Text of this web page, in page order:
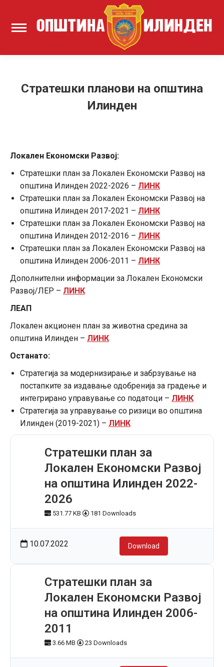
Стратешки планови на општина
Илинден
Локален Економски Развој:
Стратешки план за Локален Економски Развој на
општина Илинден 2022-2026 – ЛИНК
Стратешки план за Локален Економски Развој на
општина Илинден 2017-2021 – ЛИНК
Стратешки план за Локален Економски Развој на
општина Илинден 2012-2016 – ЛИНК
Стратешки план за Локален Економски Развој на
општина Илинден 2006-2011 – ЛИНК
Дополнителни информации за Локален Економски
Развој/ЛЕР – ЛИНК
ЛЕАП
Локален акционен план за животна средина за
општина Илинден – ЛИНК
Останато:
Стратегија за модернизирање и забрзување на
постапките за издавање одобренија за градење и
интегрирано управување со податоци – ЛИНК
Стратегија за управување со ризици во општина
Илинден (2019-2021) – ЛИНК
Стратешки план за
Локален Економски Развој
на општина Илинден 2022-
2026
531.77 KB 181 Downloads
10.07.2022 Download
Стратешки план за
Локален Економски Развој
на општина Илинден 2006-
2011
3.66 MB 23 Downloads